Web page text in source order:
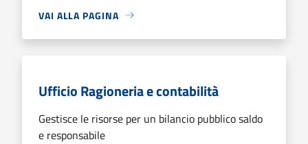
VAI ALLA PAGINA
Ufficio Ragioneria e contabilità
Gestisce le risorse per un bilancio pubblico saldo
e responsabile